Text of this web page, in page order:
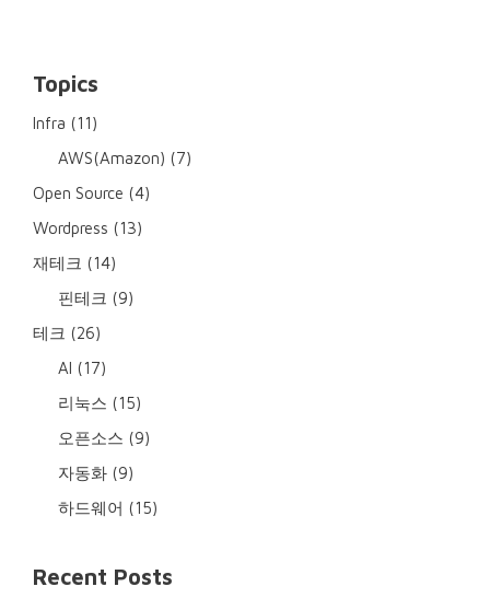
Topics
Infra (11)
AWS(Amazon) (7)
Open Source (4)
Wordpress (13)
재테크 (14)
핀테크 (9)
테크 (26)
AI (17)
리눅스 (15)
오픈소스 (9)
자동화(9)
하드웨어 (15)
Recent Posts